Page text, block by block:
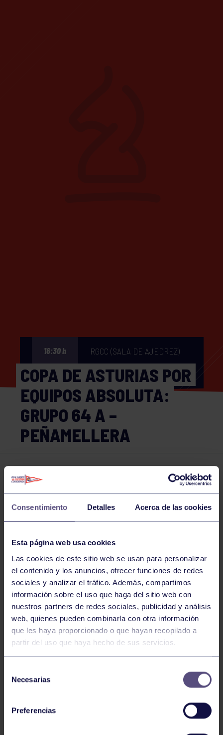
Consentimiento Detalles Acerca de las cookies
Esta página web usa cookies
Las cookies de este sitio web se usan para personalizar
el contenido y los anuncios, ofrecer funciones de redes
sociales y analizar el tráfico. Además, compartimos
información sobre el uso que haga del sitio web con
nuestros partners de redes sociales, publicidad y análisis
web, quienes pueden combinarla con otra información
que les haya proporcionado o que hayan recopilado a
partir del uso que haya hecho de sus servicios.
Necesarias
Preferencias
16:30 h RGCC (SALA DE AJEDREZ)
COPA DE ASTURIAS POR
EQUIPOS ABSOLUTA:
GRUPO 64 A –
PEÑAMELLERA
Comparte
NOTICIAS RELACIONADAS
Ajedrez 07 Ago 2026